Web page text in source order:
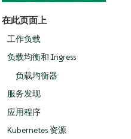
在此页面上
工作负载
负载均衡和 Ingress
负载均衡器
服务发现
应用程序
Kubernetes 资源